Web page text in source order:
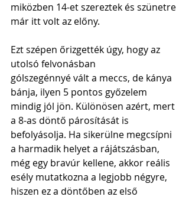
miközben 14-et szereztek és szünetre
már itt volt az előny.
Ezt szépen őrizgették úgy, hogy az
utolsó felvonásban
gólszegénnyé vált a meccs, de kánya
bánja, ilyen 5 pontos győzelem
mindig jól jön. Különösen azért, mert
a 8-as döntő párosítását is
befolyásolja. Ha sikerülne megcsípni
a harmadik helyet a rájátszásban,
még egy bravúr kellene, akkor reális
esély mutatkozna a legjobb négyre,
hiszen ez a döntőben az első